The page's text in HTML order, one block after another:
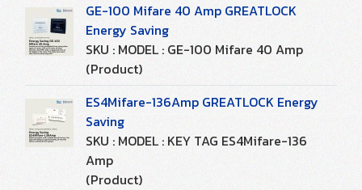
GE-100 Mifare 40 Amp GREATLOCK
Energy Saving
SKU : MODEL : GE-100 Mifare 40 Amp
(Product)
ES4Mifare-136Amp GREATLOCK Energy
Saving
SKU : MODEL : KEY TAG ES4Mifare-136
Amp
(Product)